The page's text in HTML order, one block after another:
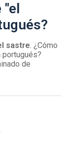
"el
sastre. ¿Cómo
portugués?
de